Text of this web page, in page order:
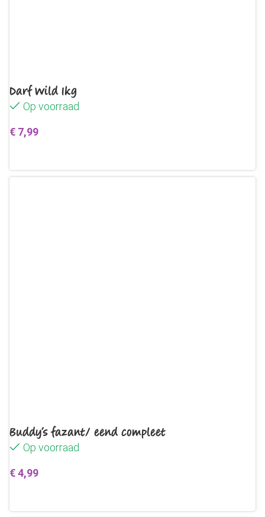
Darf Wild 1kg
Op voorraad
€ 7,99
Buddy’s fazant/ eend compleet
Op voorraad
€4,99